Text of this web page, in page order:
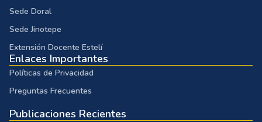
Sede Doral
Sede Jinotepe
Extensión Docente Estelí
Enlaces Importantes
Políticas de Privacidad
Preguntas Frecuentes
Publicaciones Recientes